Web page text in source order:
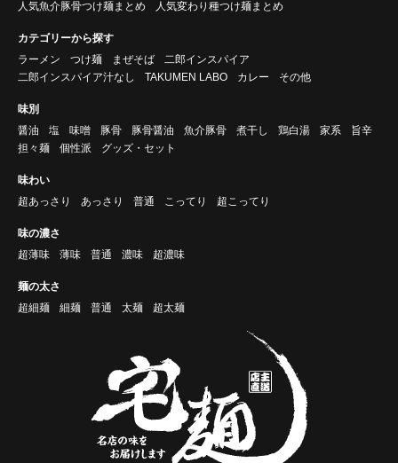
人気魚介豚骨つけ麺まとめ
人気変わり種つけ麺まとめ
カテゴリーから探す
ラーメン
つけ麺 まぜそば
二郎インスパイア
二郎インスパイア汁なし
TAKUMEN LABO カレー その他
味別
醤油
塩 味噌 豚骨 豚骨醤油 魚介豚骨 煮干し 鶏白湯 家系
旨辛
担々麺
個性派 グッズ・セット
味わい
超あっさり
あっさり 普通 こってり 超こってり
味の濃さ
超薄味
薄味 普通 濃味 超濃味
麺の太さ
超細麺
細麺 普通 太麺 超太麺